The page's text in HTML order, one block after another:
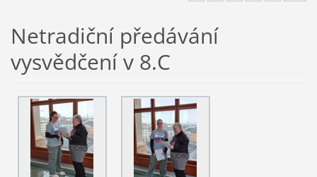
Netradiční předávání
vysvědčení v 8.C